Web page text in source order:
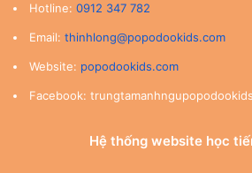
Hotline: 0912 347 782
Email: thinhlong@popodookids.com
Website: popodookids.com
Facebook: trungtamanhngupopodookids
Hệ thống website học